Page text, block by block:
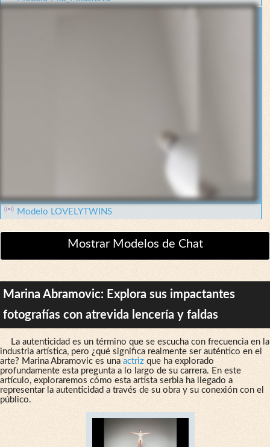
Modelo LOVELYTWINS
Mostrar Modelos de Chat
Marina Abramovic: Explora sus impactantes
fotografías con atrevida lencería y faldas
La autenticidad es un término que se escucha con frecuencia en la
industria artística, pero ¿qué significa realmente ser auténtico en el
arte? Marina Abramovic es una actriz que ha explorado
profundamente esta pregunta a lo largo de su carrera. En este
artículo, exploraremos cómo esta artista serbia ha llegado a
representar la autenticidad a través de su obra y su conexión con el
público.